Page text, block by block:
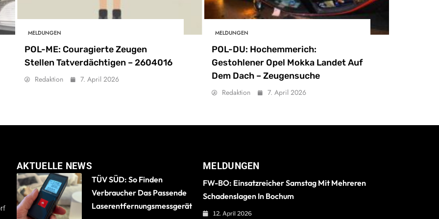
MELDUNGEN
POL-ME: Couragierte Zeugen
Stellen Tatverdächtigen – 2604016
Redaktion 7. April 2026
MELDUNGEN
POL-DU: Hochemmerich:
Gestohlener Opel Mokka Landet Auf
Dem Dach – Zeugensuche
Redaktion 7. April 2026
AKTUELLE NEWS
TÜV SÜD: So Finden
Verbraucher Das Passende
Laserentfernungsmessgerät
MELDUNGEN
FW-BO: Einsatzreicher Samstag Mit Mehreren
Schadenslagen In Bochum
12. April 2026